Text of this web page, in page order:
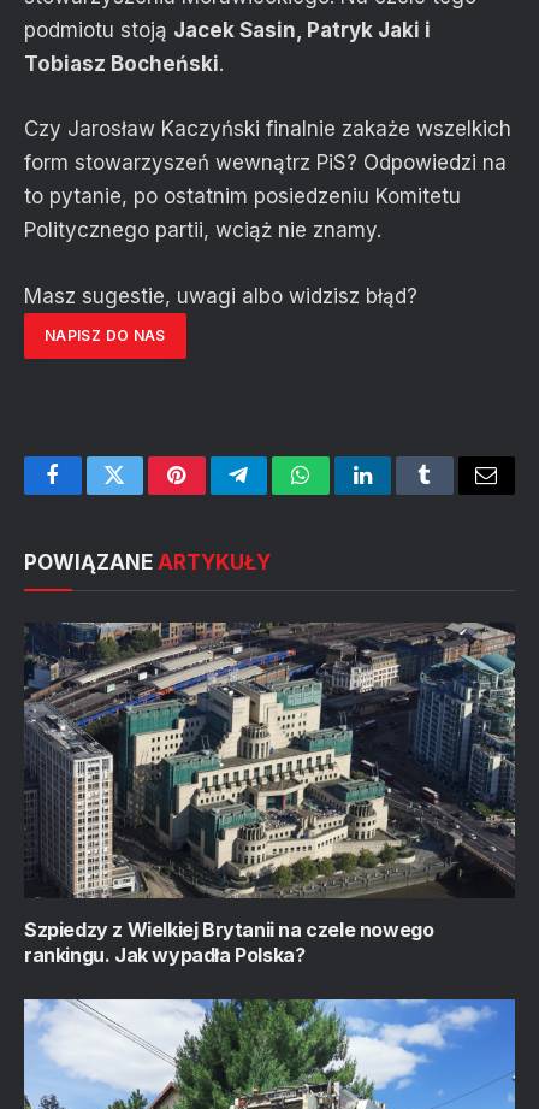
podmiotu stoją Jacek Sasin, Patryk Jaki i
Tobiasz Bocheński.
Czy Jarosław Kaczyński finalnie zakaże wszelkich
form stowarzyszeń wewnątrz PiS? Odpowiedzi na
to pytanie, po ostatnim posiedzeniu Komitetu
Politycznego partii, wciąż nie znamy.
Masz sugestie, uwagi albo widzisz błąd?
NAPISZ DO NAS
FacebookTwitterPinterestTelegramWhatsAppLinkedInTumblrEmail
POWIĄZANE ARTYKUŁY
Szpiedzy z Wielkiej Brytanii na czele nowego
rankingu. Jak wypadła Polska?